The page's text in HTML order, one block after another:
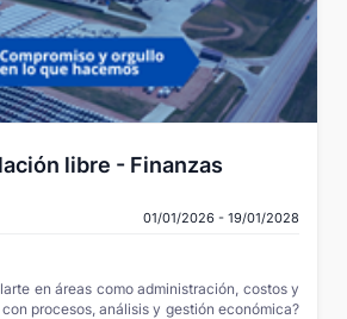
libre - Finanzas
01/01/2026 - 19/01/2028
en áreas como administración, costos y
procesos, análisis y gestión económica?